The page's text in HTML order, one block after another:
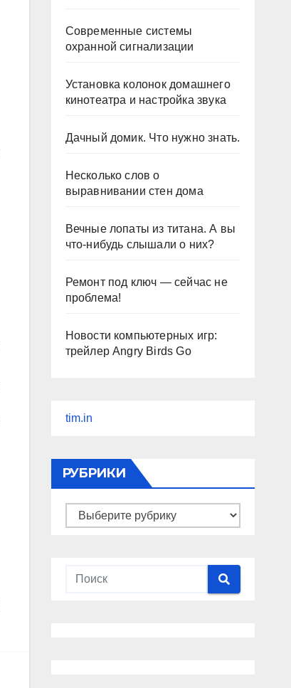
Современные системы
охранной сигнализации
Установка колонок домашнего
кинотеатра и настройка звука
Дачный домик. Что нужно знать.
Несколько слов о
выравнивании стен дома
Вечные лопаты из титана. А вы
что-нибудь слышали о них?
Ремонт под ключ — сейчас не
проблема!
Новости компьютерных игр:
трейлер Angry Birds Go
tim.in
РУБРИКИ
Рубрики